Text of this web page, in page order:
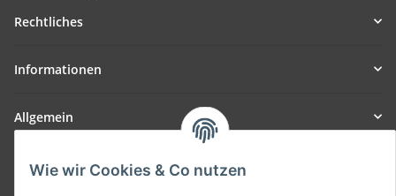
Wie wir Cookies & Co nutzen
Rechtliches
Informationen
Allgemein
Teil unseres Netzwerks: